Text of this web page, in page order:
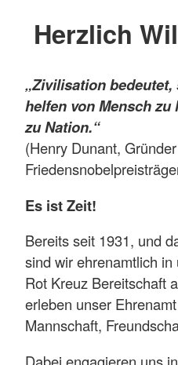
Herzlich
„Zivilisation
helfen von Mensch zu
zu Nation.“
(Henry Dunant,
Es ist Zeit!
Bereits seit 1931, und
sind wir ehrenamtlich
Rot Kreuz Bereitschaft
erleben unser
Mannschaft,
Dabei engagieren uns